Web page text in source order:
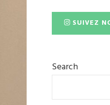
SUIVEZ
Search